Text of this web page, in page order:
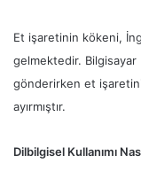
Et işaretinin kökeni,
gelmektedir.
gönderirken et
ayırmıştır.
Dilbilgisel Kullanımı